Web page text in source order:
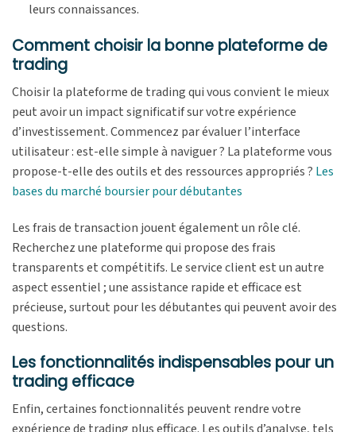
leurs connaissances.
Comment choisir la bonne plateforme de
trading
Choisir la plateforme de trading qui vous convient le mieux
peut avoir un impact significatif sur votre expérience
d’investissement. Commencez par évaluer l’interface
utilisateur : est-elle simple à naviguer ? La plateforme vous
propose-t-elle des outils et des ressources appropriés ? Les
bases du marché boursier pour débutantes
Les frais de transaction jouent également un rôle clé.
Recherchez une plateforme qui propose des frais
transparents et compétitifs. Le service client est un autre
aspect essentiel ; une assistance rapide et efficace est
précieuse, surtout pour les débutantes qui peuvent avoir des
questions.
Les fonctionnalités indispensables pour un
trading efficace
Enfin, certaines fonctionnalités peuvent rendre votre